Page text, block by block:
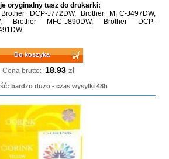
oryginalny tusz do drukarki:
DCP-J772DW, Brother MFC-J497DW,
Brother MFC-J890DW, Brother DCP-
Do koszyka
Cena brutto: 18.93 zł
bardzo dużo - czas wysyłki 48h